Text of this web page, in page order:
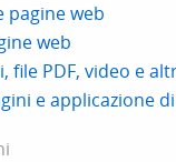
pagine web
web
file PDF, video e
e applicazione